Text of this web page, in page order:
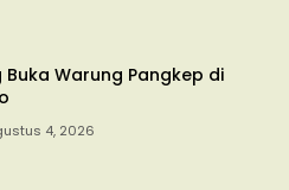
Buka Warung Pangkep di
4, 2026